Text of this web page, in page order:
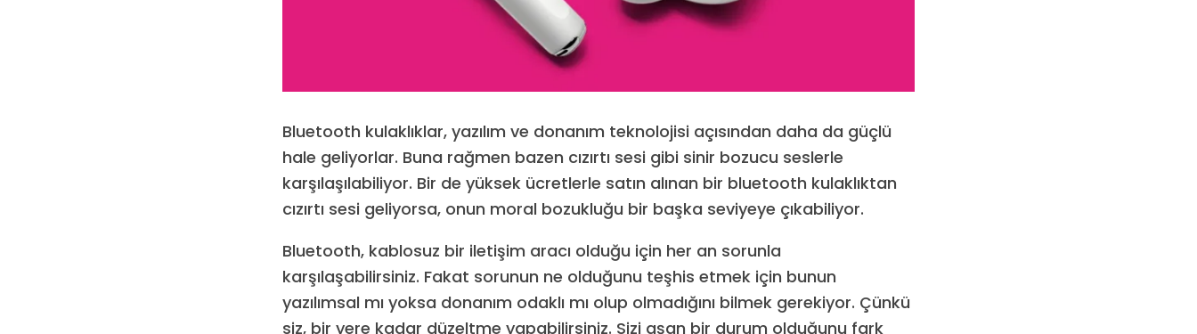
Bluetooth kulaklıklar, yazılım ve donanım teknolojisi açısından daha da güçlü
hale geliyorlar. Buna rağmen bazen cızırtı sesi gibi sinir bozucu seslerle
karşılaşılabiliyor. Bir de yüksek ücretlerle satın alınan bir bluetooth kulaklıktan
cızırtı sesi geliyorsa, onun moral bozukluğu bir başka seviyeye çıkabiliyor.
Bluetooth, kablosuz bir iletişim aracı olduğu için her an sorunla
karşılaşabilirsiniz. Fakat sorunun ne olduğunu teşhis etmek için bunun
yazılımsal mı yoksa donanım odaklı mı olup olmadığını bilmek gerekiyor. Çünkü
siz, bir yere kadar düzeltme yapabilirsiniz. Sizi aşan bir durum olduğunu fark